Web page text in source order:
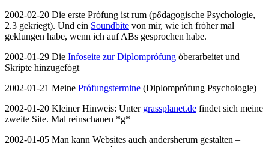
2002-02-20 Die erste Prόfung ist rum (pδdagogische Psychologie,
2.3 gekriegt). Und ein Soundbite von mir, wie ich frόher mal
geklungen habe, wenn ich auf ABs gesprochen habe.
2002-01-29 Die Infoseite zur Diplomprόfung όberarbeitet und
Skripte hinzugefόgt
2002-01-21 Meine Prόfungstermine (Diplomprόfung Psychologie)
2002-01-20 Kleiner Hinweis: Unter grassplanet.de findet sich meine
zweite Site. Mal reinschauen *g*
2002-01-05 Man kann Websites auch andersherum gestalten –